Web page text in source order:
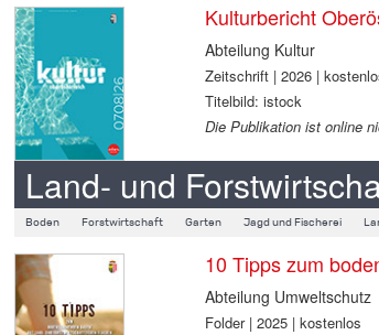
Kulturbericht
Abteilung Kultur
Zeitschrift | 2026 |
Titelbild: istock
Die Publikation ist online
Land- und
Boden Forstwirtschaft Garten Jagd und Fischerei
10 Tipps zum
Abteilung Umweltschutz
Folder | 2025 | kostenlos